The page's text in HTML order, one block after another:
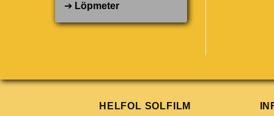
➔ Löpmeter
HELFOL SOLFILM